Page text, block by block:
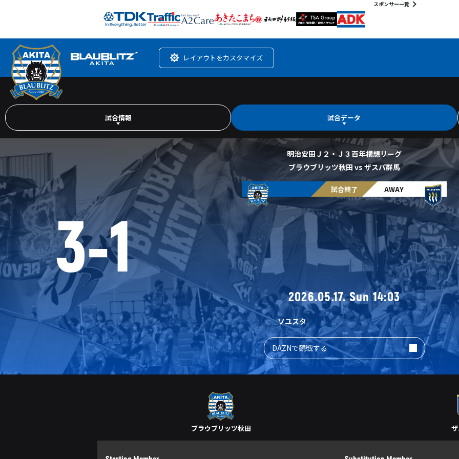
スポンサー一覧
レイアウトをカスタマイズ
試合情報 試合データ
明治安田Ｊ２・Ｊ３百年構想リーグ
ブラウブリッツ秋田 vs ザスパ群馬
HOME 試合終了 AWAY
3-1
2026.05.17. Sun 14:03
ソユスタ
DAZNで観戦する
ブラウブリッツ秋田